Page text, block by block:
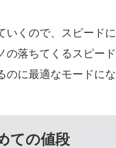
いくので、スピードに
の落ちてくるスピード
のに最適なモードにな
ての値段